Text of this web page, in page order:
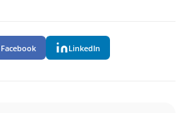
Facebook LinkedIn